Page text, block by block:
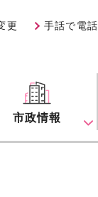
更 手話で電話
市政情報